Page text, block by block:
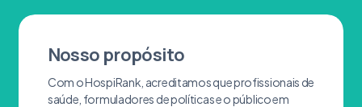
Nosso propósito
Com o HospiRank, acreditamos que profissionais de
saúde, formuladores de políticas e o público em